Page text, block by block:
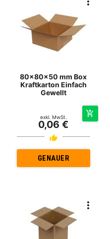
80x80x50 mm Box
Kraftkarton Einfach
Gewellt
exkl. MwSt.
0,06 €
GENAUER